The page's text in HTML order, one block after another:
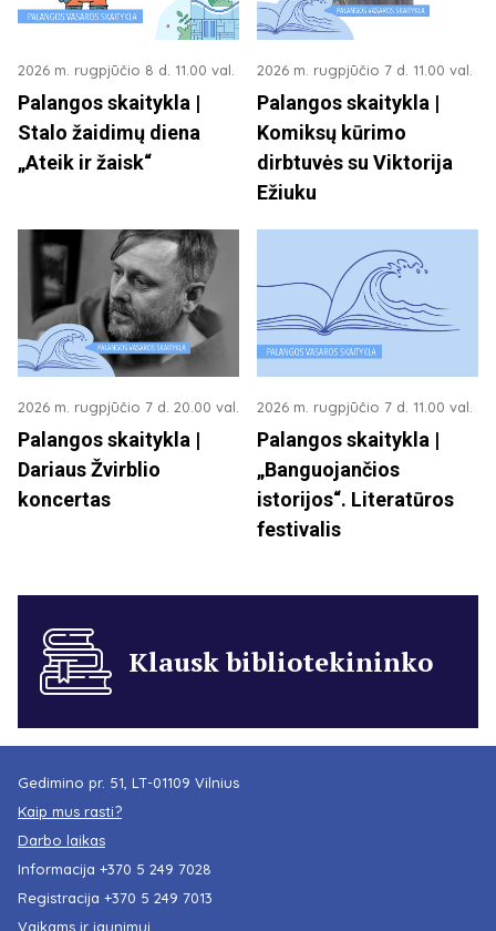
2026 m. rugpjūčio 8 d. 11.00 val.
Palangos skaitykla |
Stalo žaidimų diena
„Ateik ir žaisk“
2026 m. rugpjūčio 7 d. 11.00 val.
Palangos skaitykla |
Komiksų kūrimo
dirbtuvės su Viktorija
Ežiuku
2026 m. rugpjūčio 7 d. 20.00 val.
Palangos skaitykla |
Dariaus Žvirblio
koncertas
2026 m. rugpjūčio 7 d. 11.00 val.
Palangos skaitykla |
„Banguojančios
istorijos“. Literatūros
festivalis
Klausk bibliotekininko
Gedimino pr. 51, LT-01109 Vilnius
Kaip mus rasti?
Darbo laikas
Informacija +370 5 249 7028
Registracija +370 5 249 7013
Vaikams ir jaunimui